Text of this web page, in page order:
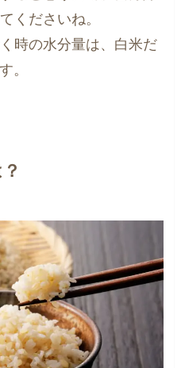
くださいね。
時の水分量は、白米だ
。